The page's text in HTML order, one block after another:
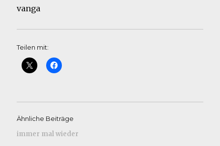
vanga
Teilen mit:
Ähnliche Beiträge
immer mal wieder